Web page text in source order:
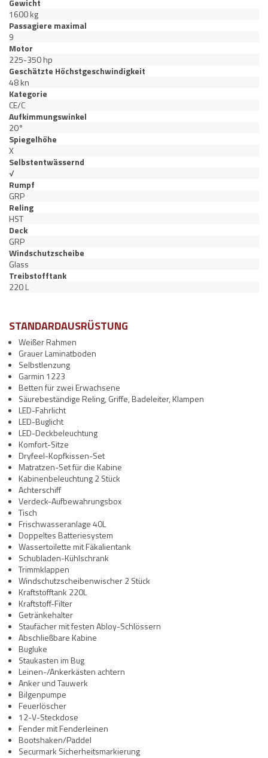
1600 kg
Passagiere maximal
9
Motor
225-350 hp
Geschätzte Höchstgeschwindigkeit
48 kn
Kategorie
CE/C
Aufkimmungswinkel
20°
Spiegelhöhe
X
Selbstentwässernd
√
Rumpf
GRP
Reling
HST
Deck
GRP
Windschutzscheibe
Glass
Treibstofftank
220 L
STANDARDAUSRÜSTUNG
Weißer Rahmen
Grauer Laminatboden
Selbstlenzung
Garmin 1223
Betten für zwei Erwachsene
Säurebeständige Reling, Griffe, Badeleiter, Klampen
LED-Fahrlicht
LED-Buglicht
LED-Deckbeleuchtung
Komfort-Sitze
Dryfeel-Kopfkissen-Set
Matratzen-Set für die Kabine
Kabinenbeleuchtung 2 Stück
Achterschiff
Verdeck-Aufbewahrungsbox
Tisch
Frischwasseranlage 40L
Doppeltes Batteriesystem
Wassertoilette mit Fäkalientank
Schubladen-Kühlschrank
Trimmklappen
Windschutzscheibenwischer 2 Stück
Kraftstofftank 220L
Kraftstoff-Filter
Getränkehalter
Staufächer mit festen Abloy-Schlössern
Abschließbare Kabine
Bugluke
Staukasten im Bug
Leinen-/Ankerkästen achtern
Anker und Tauwerk
Bilgenpumpe
Feuerlöscher
12-V-Steckdose
Fender mit Fenderleinen
Bootshaken/Paddel
Securmark Sicherheitsmarkierung